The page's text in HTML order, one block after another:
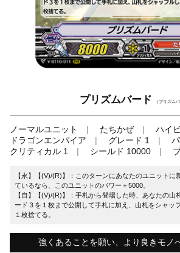
プリズムバード （プリズムバ
ノーマルユニット たちかぜ
ハイ
ドラゴンエンパイア
グレード 1
クリティカル 1
シールド 10000
【永】【(V)/(R)】：このターンにあなたのユニットに
ているなら、このユニットのパワー＋5000。
【自】【(V)/(R)】：手札から登場した時、あなたの山
ード３を１枚まで公開して手札に加え、山札をシャッ
１枚捨てる。
強くあることを願い、より良きモノ